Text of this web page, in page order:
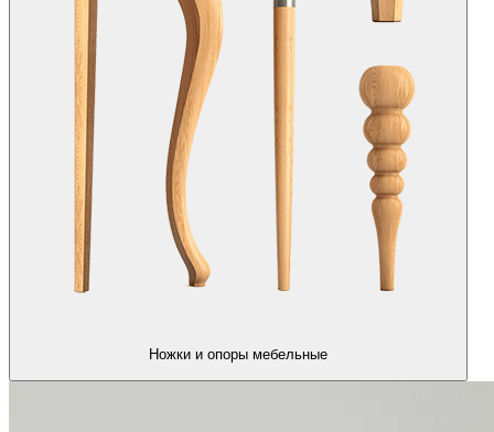
Ножки и опоры мебельные